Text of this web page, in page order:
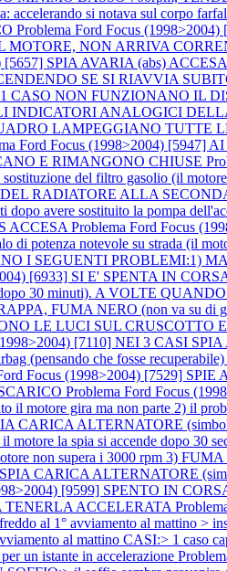
si notava sul corpo
Problema Ford Focus
MOTORE, NON ARRIVA
[5657] SPIA AVARIA (abs) ACCESA
SE SI RIAVVIA
1 CASO NON FUNZIONANO IL
INDICATORI ANALOGICI
LAMPEGGIANO TUTTE
Ford Focus (1998>2004) [5947]
E RIMANGONO CHIUSE
del filtro gasolio (il
RADIATORE ALLA
avere sostituito la pompa
ACCESA Problema Ford Focus
di potenza notevole su strada (il
I SEGUENTI PROBLEMI:1)
[6933] SI E' SPENTA IN
30 minuti). A VOLTE
FUMA NERO (non va su di
LE LUCI SUL CRUSCOTTO
[7110] NEI 3 CASI
(pensando che fosse recuperabile)
Focus (1998>2004) [7529] SPIE
Problema Ford Focus
gira ma non parte 2) il
CARICA ALTERNATORE
la spia si accende dopo 30
non supera i 3000 rpm 3)
CARICA ALTERNATORE
[9599] SPENTO IN
TENERLA ACCELERATA
al 1° avviamento al mattino >
al mattino CASI:> 1 caso
un istante in accelerazione